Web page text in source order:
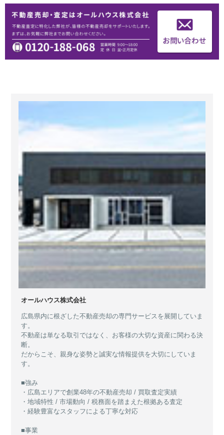
オールハウス株式会社
広島県内に根ざした不動産売却の専門サービスを展開していま
す。
不動産は単なる取引ではなく、お客様の大切な資産に関わる決
断。
だからこそ、親身な姿勢と誠実な情報提供を大切にしていま
す。
■強み
・広島エリアで創業48年の不動産売却 / 買取査定実績
・地域特性 / 市場動向 / 税務面を踏まえた根拠ある査定
・経験豊富なスタッフによる丁寧な対応
■事業